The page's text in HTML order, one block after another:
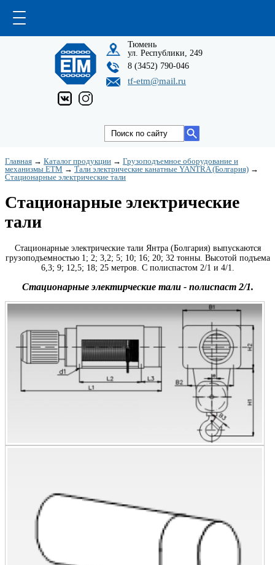
Тюмень
ул. Республики, 249
8 (3452) 790-046
tf-etm@mail.ru
Главная → Каталог продукции → Грузоподъемное оборудование и
механизмы ETM → Тали электрические канатные YANTRA (Болгария) →
Стационарные электрические тали
Стационарные электрические
тали
Стационарные электрические тали Янтра (Болгария) выпускаются
грузоподъемностью 1; 2; 3,2; 5; 10; 16; 20; 32 тонны. Высотой подъема
6,3; 9; 12,5; 18; 25 метров. С полиспастом 2/1 и 4/1.
Стационарные электирческие тали - полиспаст 2/1.